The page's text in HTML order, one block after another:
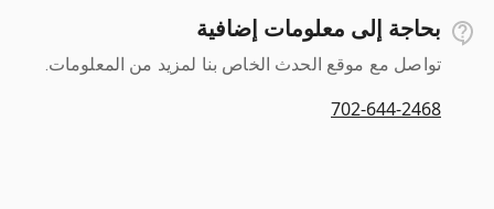
بحاجة إلى معلومات إضافية
تواصل مع موقع الحدث الخاص بنا لمزيد من المعلومات.
702-644-2468